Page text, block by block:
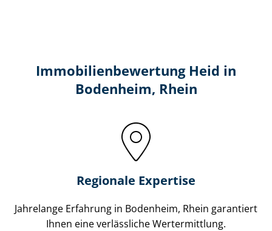
Immobilien­bewertung Heid in
Bodenheim, Rhein
Regionale Expertise
Jahrelange Erfahrung in Bodenheim, Rhein garantiert
Ihnen eine verlässliche Wertermittlung.